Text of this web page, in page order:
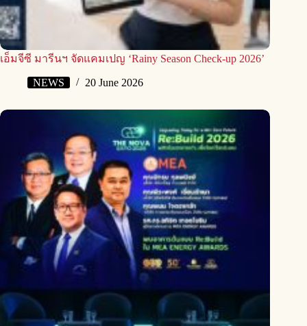
เอ็มจีซี มารีนฯ จัดแคมเปญ ‘Rainy Season Check-up 2026’
NEWS 20 June 2026